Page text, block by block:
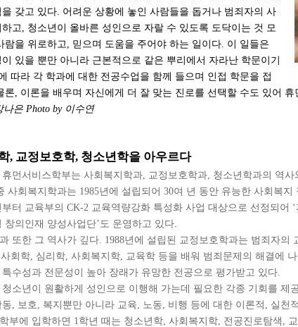
갖고 있다. 어려운 상황에 놓인 사람들을 돕거나 범죄자의 사
고, 청소년이 올바른 성인으로 자랄 수 있도록 도닥이는 것 모
람을 위로하고, 믿으며 도움을 주어야 하는 일이다. 이 일들은
있을 뿐만 아니라 근본적으로 같은 뿌리에서 자라난 학문이기
따라 각 학과에 대한 전공수업을 함께 들으며 인접 학문을 접
론, 이론을 배우며 자신에게 더 잘 맞는 진로를 선택할 수도 있어
나은 Photo by 이수연
, 교정보호학, 청소년학을 아우르다
휴먼서비스학부는 사회복지학과, 교정보호학과, 청소년학과의 역
사회복지학과는 1985년에 설립되어 30여 년 동안 유능한 사회복
부터 교육부의 CK-2 교육역량강화 특성화 사업 대상으로 선정되어
창의인재 양성사업단’도 운영하고 있다.
또한 그 역사가 깊다. 1988년에 설립된 교정보호학과는 범죄자
회학, 심리학, 사회복지학, 교육학 등을 배워 범죄문제의 해결에
수성과 전문성이 높아 장래가 유망한 전공으로 평가받고 있다.
청소년이 원활하게 성인으로 이행해 가는데 필요한 각종 기회를 제
동, 보호, 복지뿐만 아니라 교육, 노동, 비행 등에 대한 이론적, 실천
부에 입학하면 1학년 때는 청소년학, 사회복지학, 전공진로탐색,